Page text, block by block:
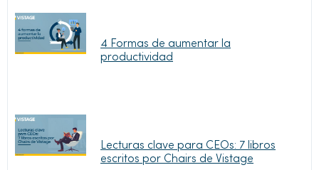
4 Formas de aumentar la
productividad
Lecturas clave para CEOs: 7 libros
escritos por Chairs de Vistage